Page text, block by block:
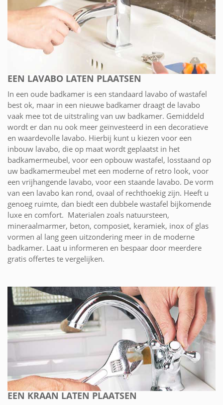
EEN LAVABO LATEN PLAATSEN
In een oude badkamer is een standaard lavabo of wastafel
best ok, maar in een nieuwe badkamer draagt de lavabo
vaak mee tot de uitstraling van uw badkamer. Gemiddeld
wordt er dan nu ook meer geïnvesteerd in een decoratieve
en waardevolle lavabo. Hierbij kunt u kiezen voor een
inbouw lavabo, die op maat wordt geplaatst in het
badkamermeubel, voor een opbouw wastafel, losstaand op
uw badkamermeubel met een moderne of retro look, voor
een vrijhangende lavabo, voor een staande lavabo. De vorm
van een lavabo kan rond, ovaal of rechthoekig zijn. Heeft u
genoeg ruimte, dan biedt een dubbele wastafel bijkomende
luxe en comfort. Materialen zoals natuursteen,
mineraalmarmer, beton, composiet, keramiek, inox of glas
vormen al lang geen uitzondering meer in de moderne
badkamer. Laat u informeren en bespaar door meerdere
gratis offertes te vergelijken.
EEN KRAAN LATEN PLAATSEN